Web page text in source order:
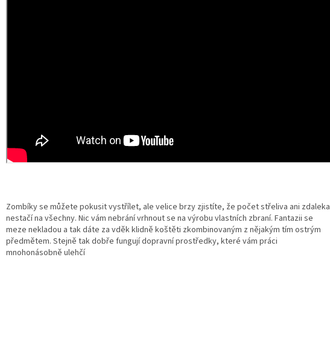
Zombíky se můžete pokusit vystřílet, ale velice brzy zjistíte, že počet střeliva ani zdaleka
nestačí na všechny. Nic vám nebrání vrhnout se na výrobu vlastních zbraní. Fantazii se
meze nekladou a tak dáte za vděk klidně koštěti zkombinovaným z nějakým tím ostrým
předmětem. Stejně tak dobře fungují dopravní prostředky, které vám práci
mnohonásobně ulehčí